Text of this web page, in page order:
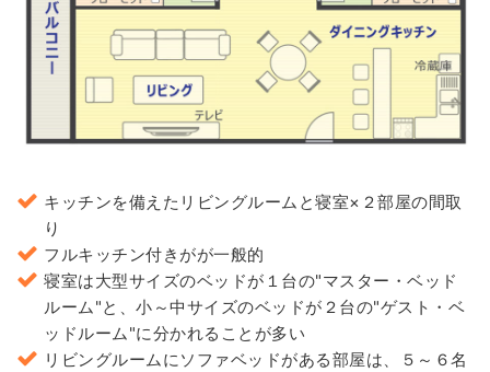
キッチンを備えたリビングルームと寝室×２部屋の間取
り
フルキッチン付きがが一般的
寝室は大型サイズのベッドが１台の"マスター・ベッド
ルーム"と、小～中サイズのベッドが２台の"ゲスト・ベ
ッドルーム"に分かれることが多い
リビングルームにソファベッドがある部屋は、５～６名